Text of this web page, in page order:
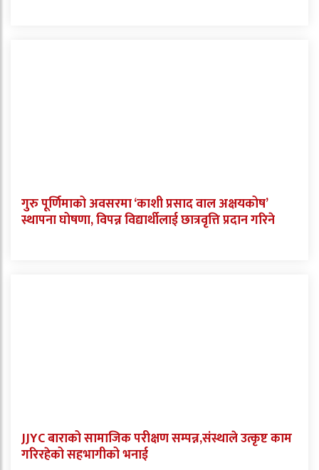
गुरु पूर्णिमाको अवसरमा ‘काशी प्रसाद वाल अक्षयकोष’
स्थापना घोषणा, विपन्न विद्यार्थीलाई छात्रवृत्ति प्रदान गरिने
JJYC बाराको सामाजिक परीक्षण सम्पन्न,संस्थाले उत्कृष्ट काम
गरिरहेको सहभागीको भनाई